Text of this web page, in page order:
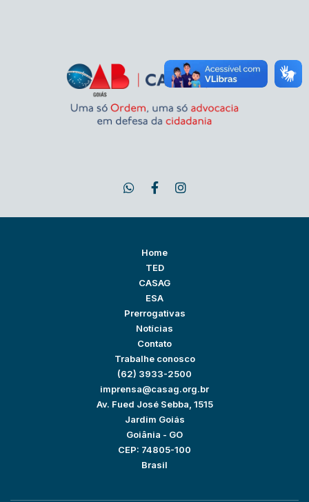
Home
TED
CASAG
ESA
Prerrogativas
Notícias
Contato
Trabalhe conosco
(62) 3933-2500
imprensa@casag.org.br
Av. Fued José Sebba, 1515
Jardim Goiás
Goiânia - GO
CEP: 74805-100
Brasil